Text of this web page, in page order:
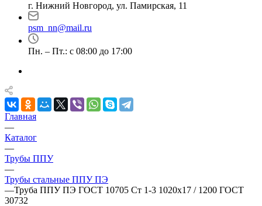
г. Нижний Новгород, ул. Памирская, 11
psm_nn@mail.ru
Пн. – Пт.: с 08:00 до 17:00
Главная
—
Каталог
—
Трубы ППУ
—
Трубы стальные ППУ ПЭ
—Труба ППУ ПЭ ГОСТ 10705 Ст 1-3 1020x17 / 1200 ГОСТ
30732